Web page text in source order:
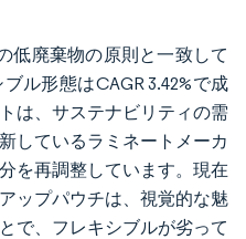
低廃棄物の原則と一致して
ル形態はCAGR 3.42%で成
は、サステナビリティの需
しているラミネートメーカ
を再調整しています。現在
ップパウチは、視覚的な魅
で、フレキシブルが劣って